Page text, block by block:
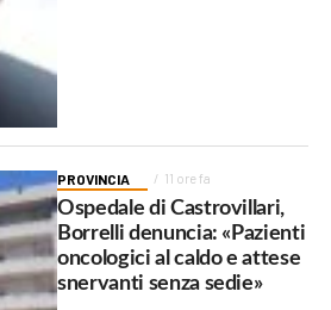
PROVINCIA 11 ore fa
Ospedale di Castrovillari,
Borrelli denuncia: «Pazienti
oncologici al caldo e attese
snervanti senza sedie»